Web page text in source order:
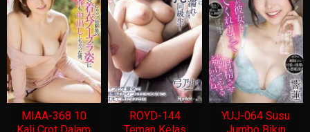
MIAA-368 10
ROYD-144
YUJ-064 Susu